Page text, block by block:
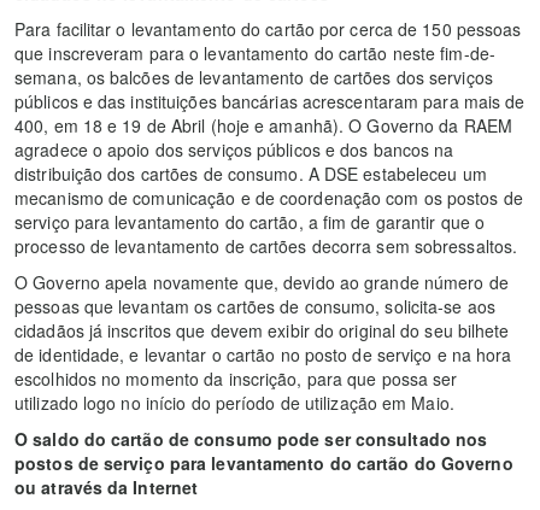
Para facilitar o levantamento do cartão por cerca de 150 pessoas
que inscreveram para o levantamento do cartão neste fim-de-
semana, os balcões de levantamento de cartões dos serviços
públicos e das instituições bancárias acrescentaram para mais de
400, em 18 e 19 de Abril (hoje e amanhã). O Governo da RAEM
agradece o apoio dos serviços públicos e dos bancos na
distribuição dos cartões de consumo. A DSE estabeleceu um
mecanismo de comunicação e de coordenação com os postos de
serviço para levantamento do cartão, a fim de garantir que o
processo de levantamento de cartões decorra sem sobressaltos.
O Governo apela novamente que, devido ao grande número de
pessoas que levantam os cartões de consumo, solicita-se aos
cidadãos já inscritos que devem exibir do original do seu bilhete
de identidade, e levantar o cartão no posto de serviço e na hora
escolhidos no momento da inscrição, para que possa ser
utilizado logo no início do período de utilização em Maio.
O saldo do cartão de consumo pode ser consultado nos
postos de serviço para levantamento do cartão do Governo
ou através da Internet